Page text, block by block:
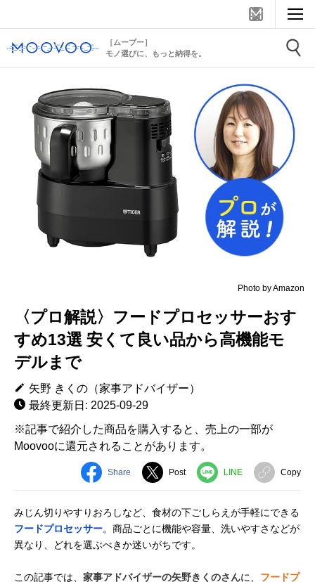
［ムーブー］
モノ選びに、もっと納得を。
Photo by Amazon
〈プロ解説〉フードプロセッサーおす
すめ13選 安くて良い品から高機能モ
デルまで
矢野 きくの（家事アドバイザー）
最終更新日: 2025-09-29
※記事で紹介した商品を購入すると、売上の一部が
Moovooに還元されることがあります。
Share Post LINE Copy
みじん切りやすりおろしなど、食材の下ごしらえが手軽にできる
フードプロセッサー。商品ごとに機能や容量、洗いやすさなどが
異なり、どれを選ぶべきか迷いがちです。
この記事では、 家事アドバイザーの矢野きくのさんに、 フードプ